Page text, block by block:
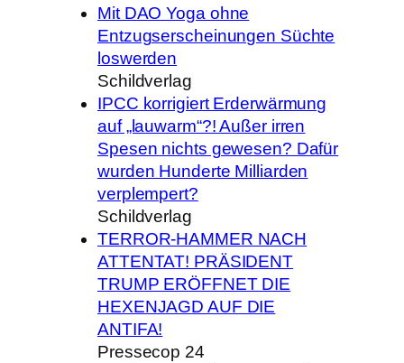
Mit DAO Yoga ohne
Entzugserscheinungen Süchte
loswerden
Schildverlag
IPCC korrigiert Erderwärmung
auf „lauwarm“?! Außer irren
Spesen nichts gewesen? Dafür
wurden Hunderte Milliarden
verplempert?
Schildverlag
TERROR-HAMMER NACH
ATTENTAT! PRÄSIDENT
TRUMP ERÖFFNET DIE
HEXENJAGD AUF DIE
ANTIFA!
Pressecop 24